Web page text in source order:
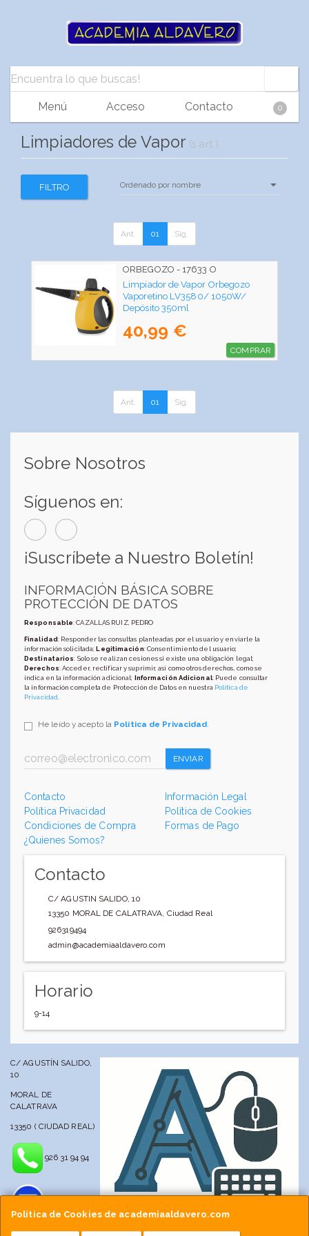
Menú Acceso Contacto 0
Limpiadores de Vapor (1 art.)
FILTRO
Ant. 01 Sig.
ORBEGOZO - 17633 O
Limpiador de Vapor Orbegozo
Vaporetino LV3580/ 1050W/
Depósito 350ml
40,99 €
COMPRAR
Ant. 01 Sig.
Política de Cookies de academiaaldavero.com
Sobre Nosotros
Síguenos en:
¡Suscríbete a Nuestro Boletín!
INFORMACIÓN BÁSICA SOBRE
PROTECCIÓN DE DATOS
Responsable: CAZALLAS RUIZ, PEDRO
Finalidad: Responder las consultas planteadas por el usuario y enviarle la
información solicitada;Legitimación: Consentimiento del usuario;
Destinatarios: Solo se realizan cesiones si existe una obligación legal;
Derechos: Acceder, rectificar y suprimir, así como otros derechos, como se
indica en la información adicional; Información Adicional: Puede consultar
la información completa de Protección de Datos en nuestra Política de
Privacidad
He leído y acepto la Política de Privacidad.
ENVIAR
Contacto
Información Legal
Política Privacidad
Política de Cookies
Condiciones de Compra
Formas de Pago
¿Quienes Somos?
Contacto
C/ AGUSTIN SALIDO, 10
13350 MORAL DE CALATRAVA, Ciudad Real
926319494
admin@academiaaldavero.com
Horario
9-14
C/ AGUSTÍN SALIDO,
10
MORAL DE
CALATRAVA
13350 ( CIUDAD REAL)
926 31 94 94